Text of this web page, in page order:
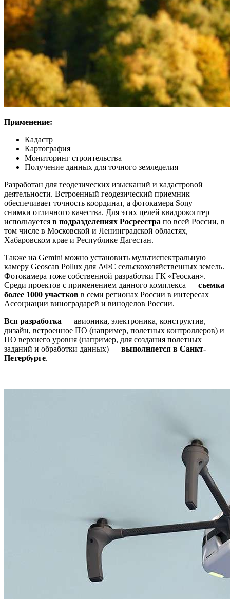
Применение:
Кадастр
Картография
Мониторинг строительства
Получение данных для точного земледелия
Разработан для геодезических изысканий и кадастровой
деятельности. Встроенный геодезический приемник
обеспечивает точность координат, а фотокамера Sony —
снимки отличного качества. Для этих целей квадрокоптер
используется в подразделениях Росреестра по всей России, в
том числе в Московской и Ленинградской областях,
Хабаровском крае и Республике Дагестан.
Также на Gemini можно установить мультиспектральную
камеру Geoscan Pollux для АФС сельскохозяйственных земель.
Фотокамера тоже собственной разработки ГК «Геоскан».
Среди проектов c применением данного комплекса — съемка
более 1000 участков в семи регионах России в интересах
Ассоциации виноградарей и виноделов России.
Вся разработка — авионика, электроника, конструктив,
дизайн, встроенное ПО (например, полетных контроллеров) и
ПО верхнего уровня (например, для создания полетных
заданий и обработки данных) — выполняется в Санкт-
Петербурге.